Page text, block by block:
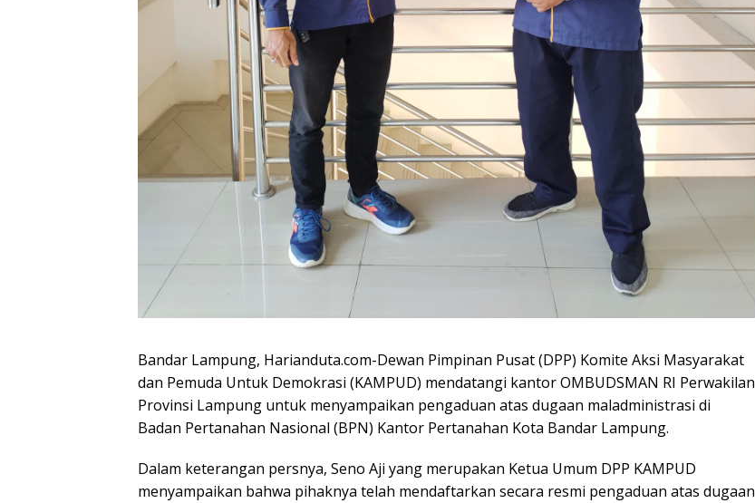
Bandar Lampung, Harianduta.com-Dewan Pimpinan Pusat (DPP) Komite Aksi Masyarakat
dan Pemuda Untuk Demokrasi (KAMPUD) mendatangi kantor OMBUDSMAN RI Perwakilan
Provinsi Lampung untuk menyampaikan pengaduan atas dugaan maladministrasi di
Badan Pertanahan Nasional (BPN) Kantor Pertanahan Kota Bandar Lampung.
Dalam keterangan persnya, Seno Aji yang merupakan Ketua Umum DPP KAMPUD
menyampaikan bahwa pihaknya telah mendaftarkan secara resmi pengaduan atas dugaan